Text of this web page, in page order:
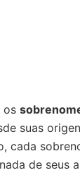
os
suas
cada
de seus